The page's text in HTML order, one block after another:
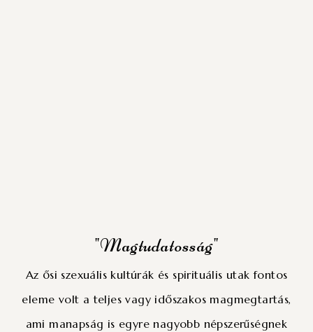
"Magtudatosság"
Az ősi szexuális kultúrák és spirituális utak fontos
eleme volt a teljes vagy időszakos magmegtartás,
ami manapság is egyre nagyobb népszerűségnek